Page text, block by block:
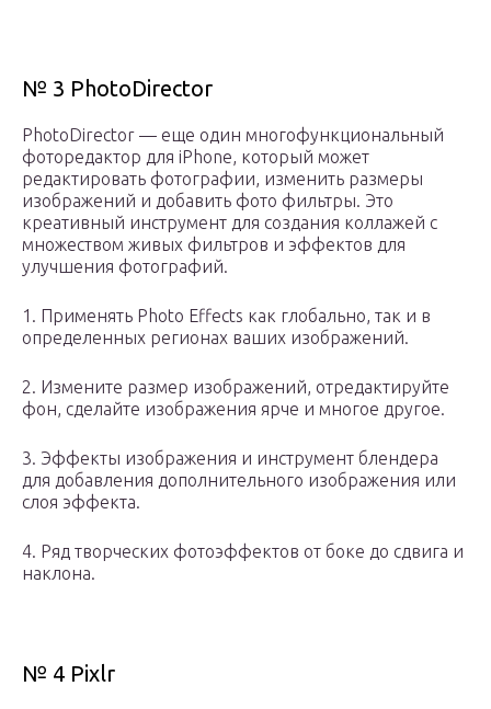
№ 3 PhotoDirector
PhotoDirector — еще один многофункциональный
фоторедактор для iPhone, который может
редактировать фотографии, изменить размеры
изображений и добавить фото фильтры. Это
креативный инструмент для создания коллажей с
множеством живых фильтров и эффектов для
улучшения фотографий.
1. Применять Photo Effects как глобально, так и в
определенных регионах ваших изображений.
2. Измените размер изображений, отредактируйте
фон, сделайте изображения ярче и многое другое.
3. Эффекты изображения и инструмент блендера
для добавления дополнительного изображения или
слоя эффекта.
4. Ряд творческих фотоэффектов от боке до сдвига и
наклона.
№ 4 Pixlr